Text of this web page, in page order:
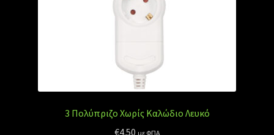
3 Πολύπριζο Χωρίς Καλώδιο Λευκό
€4.50 με ΦΠΑ